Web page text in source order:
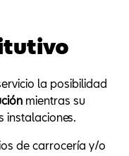
la posibilidad
mientras su
de carrocería y/o